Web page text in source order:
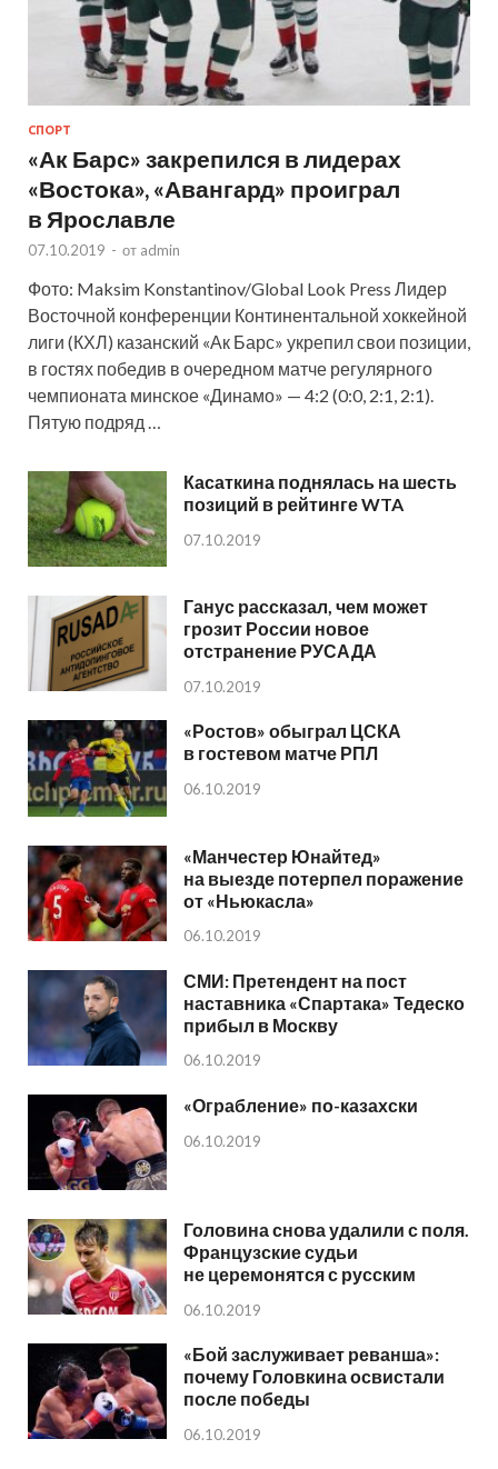
СПОРТ
«Ак Барс» закрепился в лидерах
«Востока», «Авангард» проиграл
в Ярославле
07.10.2019 - от admin
Фото: Maksim Konstantinov/Global Look Press Лидер
Восточной конференции Континентальной хоккейной
лиги (КХЛ) казанский «Ак Барс» укрепил свои позиции,
в гостях победив в очередном матче регулярного
чемпионата минское «Динамо» — 4:2 (0:0, 2:1, 2:1).
Пятую подряд …
Касаткина поднялась на шесть
позиций в рейтинге WTA
07.10.2019
Ганус рассказал, чем может
грозит России новое
отстранение РУСАДА
07.10.2019
«Ростов» обыграл ЦСКА
в гостевом матче РПЛ
06.10.2019
«Манчестер Юнайтед»
на выезде потерпел поражение
от «Ньюкасла»
06.10.2019
СМИ: Претендент на пост
наставника «Спартака» Тедеско
прибыл в Москву
06.10.2019
«Ограбление» по-казахски
06.10.2019
Головина снова удалили с поля.
Французские судьи
не церемонятся с русским
06.10.2019
«Бой заслуживает реванша»:
почему Головкина освистали
после победы
06.10.2019